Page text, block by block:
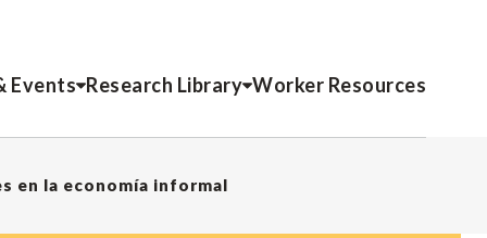
Events Research Library Worker Resources
en la economía informal